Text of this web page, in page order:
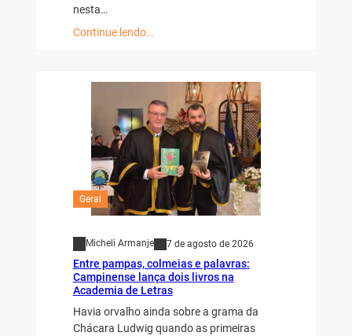
nesta…
Continue lendo…
Geral
Micheli Armanje 7 de agosto de 2026
Entre pampas, colmeias e palavras:
Campinense lança dois livros na
Academia de Letras
Havia orvalho ainda sobre a grama da
Chácara Ludwig quando as primeiras